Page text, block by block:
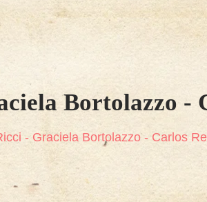
Bortolazzo -
- Graciela Bortolazzo - Carlos